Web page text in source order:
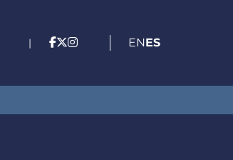
| ENES